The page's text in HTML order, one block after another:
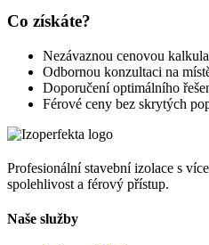
Co získáte?
Nezávaznou cenovou
Odbornou konzultaci na
Doporučení optimálního
Férové ceny bez skrytých
Profesionální stavební izolace s
spolehlivost a férový přístup.
Naše služby